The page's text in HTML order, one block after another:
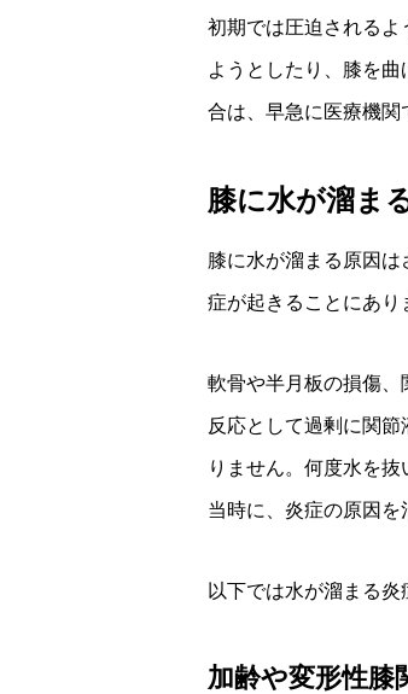
初期では圧迫されるよ
ようとしたり、膝を
合は、早急に医療機関
膝に水が溜ま
膝に水が溜まる原因
症が起きることにあり
軟骨や半月板の損傷
反応として過剰に関
りません。何度水を
当時に、炎症の原因を
以下では水が溜まる炎
加齢や変形性膝